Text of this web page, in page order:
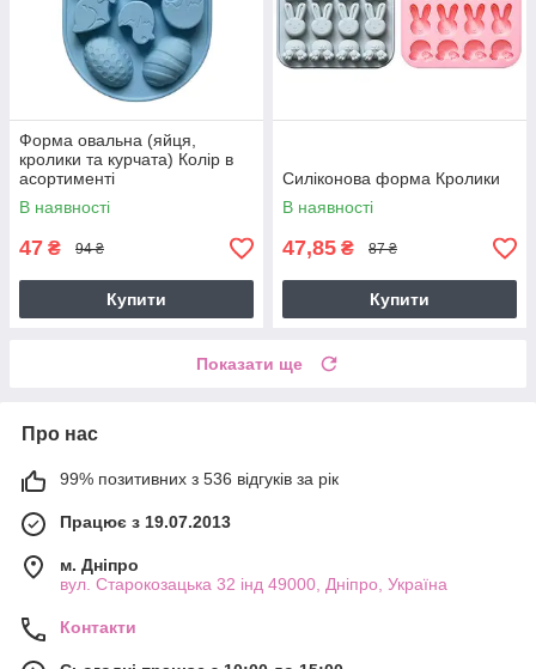
Форма овальна (яйця,
кролики та курчата) Колір в
асортименті
В наявності
47 ₴ 94 ₴
Купити
Силіконова форма Кролики
В наявності
47,85 ₴ 87 ₴
Купити
Показати ще
Про нас
99% позитивних з 536 відгуків за рік
Працює з 19.07.2013
м. Дніпро
вул. Старокозацька 32 інд 49000, Дніпро, Україна
Контакти